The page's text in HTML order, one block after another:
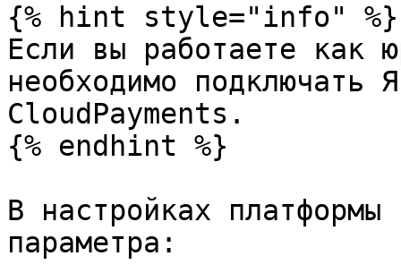
{% hint style="info" %}
Если вы работаете как
необходимо подключать
CloudPayments.
{% endhint %}
В настройках
параметра: